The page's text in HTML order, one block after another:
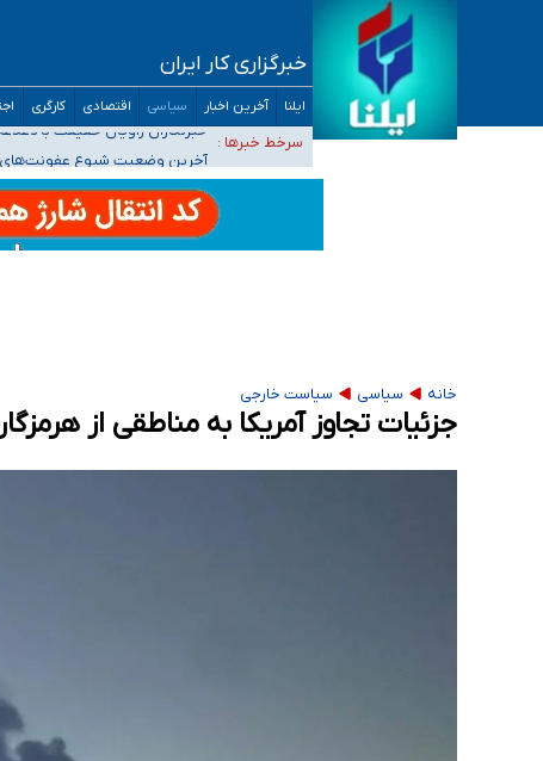
خبرگزاری کار ایران
ایلنا آخرین اخبار سیاسی اقتصادی کارگری
سرخط خبرها :
تعویق آزمون ورودی دکترای تخصصی
خبرنگاران راویان حقیقت با دغدغه نان، مسکن و
آخرین وضعیت شیوع عفونت‌های
هیچ پرستاری بازداشت یا اخراج نشده است/ از
ثبت‌نام بخش عمده دانش‌آموزان مدارس ایرانی
خانه سیاسی سیاست خارجی
جزئیات تجاوز آمریکا به مناطقی از